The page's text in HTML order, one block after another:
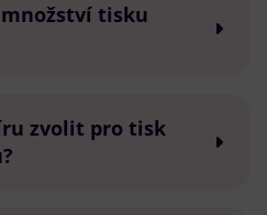
tisku
zvolit pro tisk